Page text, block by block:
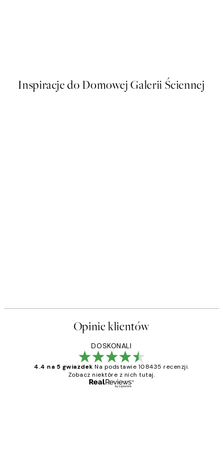
Inspiracje do Domowej Galerii Ściennej
Opinie klientów
DOSKONALI
4.4 na 5 gwiazdek Na podstawie 108435 recenzji.
Zobacz niektóre z nich tutaj.